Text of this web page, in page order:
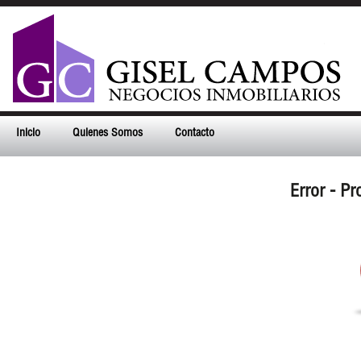
Inicio Quienes Somos Contacto
Error -